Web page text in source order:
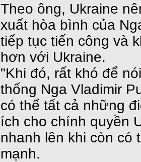
Theo ông, Ukraine
xuất hòa bình của
tiếp tục tiến công và
hơn với Ukraine.
"Khi đó, rất khó để
thống Nga Vladimir
có thể tất cả những
ích cho chính quyền
nhanh lên khi còn có
mạnh.